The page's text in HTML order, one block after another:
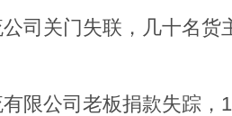
司关门失联，几十名货
限公司老板捐款失踪，